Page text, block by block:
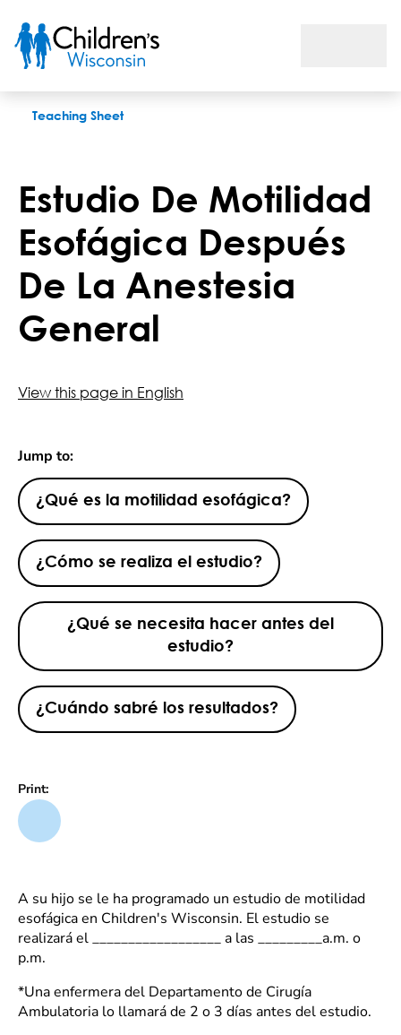
Teaching Sheet
Estudio De Motilidad
Esofágica Después
De La Anestesia
General
View this page in English
Jump to:
¿Qué es la motilidad esofágica?
¿Cómo se realiza el estudio?
¿Qué se necesita hacer antes del
estudio?
¿Cuándo sabré los resultados?
Print:
A su hijo se le ha programado un estudio de motilidad
esofágica en Children's Wisconsin. El estudio se
realizará el __________________ a las _________a.m. o
p.m.
*Una enfermera del Departamento de Cirugía
Ambulatoria lo llamará de 2 o 3 días antes del estudio.